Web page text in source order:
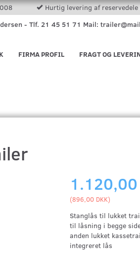
Hurtig levering af
- Tlf. 21 45 51 71 Mail:
FRAGT OG
FIRMA PROFIL
1.120,00
(896,00 DKK)
Stanglås til lukket
til låsning i begge
anden lukket
integreret lås